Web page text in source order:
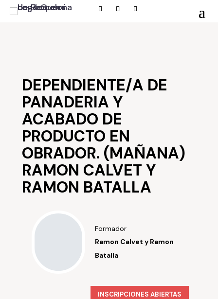
DEPENDIENTE/A DE
PANADERIA Y
ACABADO DE
PRODUCTO EN
OBRADOR. (MAÑANA)
RAMON CALVET Y
RAMON BATALLA
Formador
Ramon Calvet y Ramon
Batalla
INSCRIPCIONES ABIERTAS